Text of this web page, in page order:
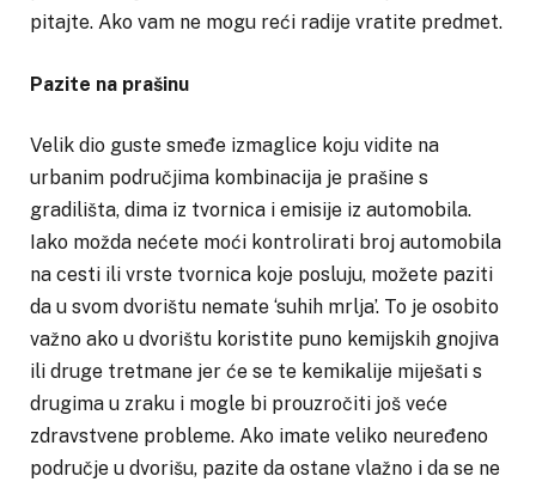
pitajte. Ako vam ne mogu reći radije vratite predmet.
Pazite na prašinu
Velik dio guste smeđe izmaglice koju vidite na
urbanim područjima kombinacija je prašine s
gradilišta, dima iz tvornica i emisije iz automobila.
Iako možda nećete moći kontrolirati broj automobila
na cesti ili vrste tvornica koje posluju, možete paziti
da u svom dvorištu nemate ‘suhih mrlja’. To je osobito
važno ako u dvorištu koristite puno kemijskih gnojiva
ili druge tretmane jer će se te kemikalije miješati s
drugima u zraku i mogle bi prouzročiti još veće
zdravstvene probleme. Ako imate veliko neuređeno
područje u dvorišu, pazite da ostane vlažno i da se ne